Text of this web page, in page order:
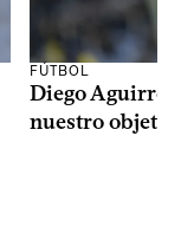
FÚTBOL
Diego Aguirre:
nuestro